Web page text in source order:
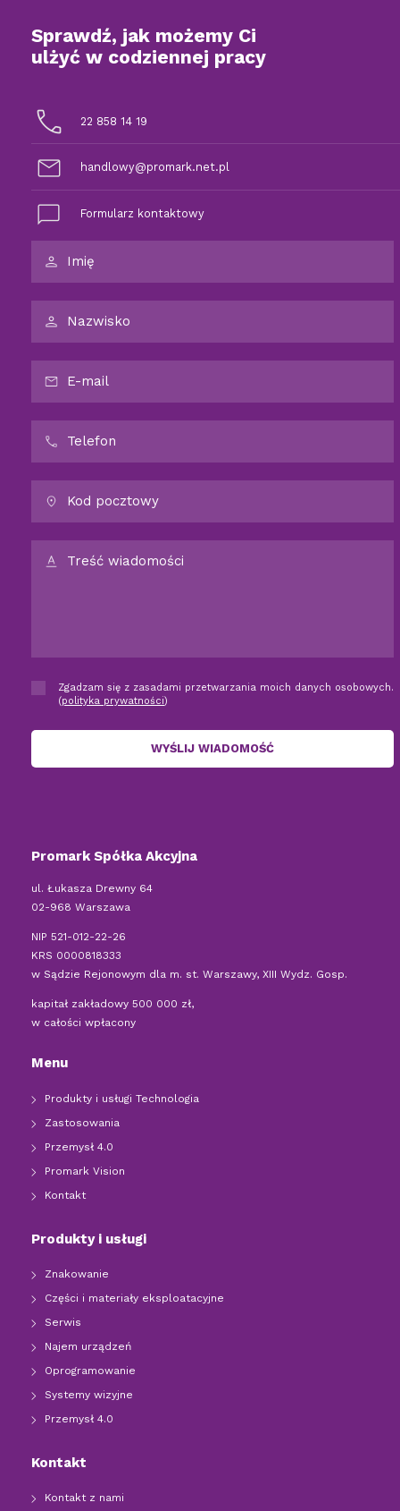
Sprawdź, jak możemy Ci
ulżyć w codziennej pracy
22 858 14 19
handlowy@promark.net.pl
Formularz kontaktowy
Zgadzam się z zasadami przetwarzania moich danych osobowych.
(polityka prywatności)
Promark Spółka Akcyjna
ul. Łukasza Drewny 64
02-968 Warszawa
NIP 521-012-22-26
KRS 0000818333
w Sądzie Rejonowym dla m. st. Warszawy, XIII Wydz. Gosp.
kapitał zakładowy 500 000 zł,
w całości wpłacony
Menu
Produkty i usługi Technologia
Zastosowania
Przemysł 4.0
Promark Vision
Kontakt
Produkty i usługi
Znakowanie
Części i materiały eksploatacyjne
Serwis
Najem urządzeń
Oprogramowanie
Systemy wizyjne
Przemysł 4.0
Kontakt
Kontakt z nami